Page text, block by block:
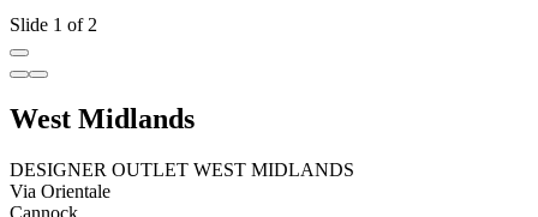
Slide 1 of 2
West Midlands
DESIGNER OUTLET WEST MIDLANDS
Via Orientale
Cannock